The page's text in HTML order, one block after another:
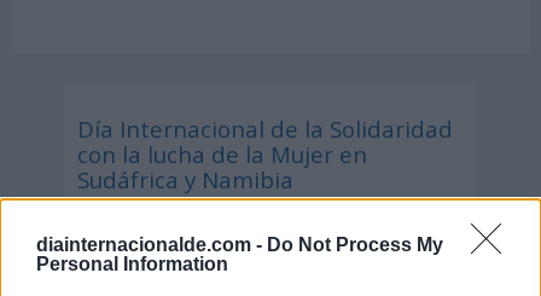
diainternacionalde.com - Do Not Process My
Personal Information
Día Internacional de la Solidaridad
con la lucha de la Mujer en
Sudáfrica y Namibia